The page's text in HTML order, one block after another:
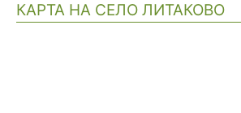
КАРТА НА СЕЛО ЛИТАКОВО